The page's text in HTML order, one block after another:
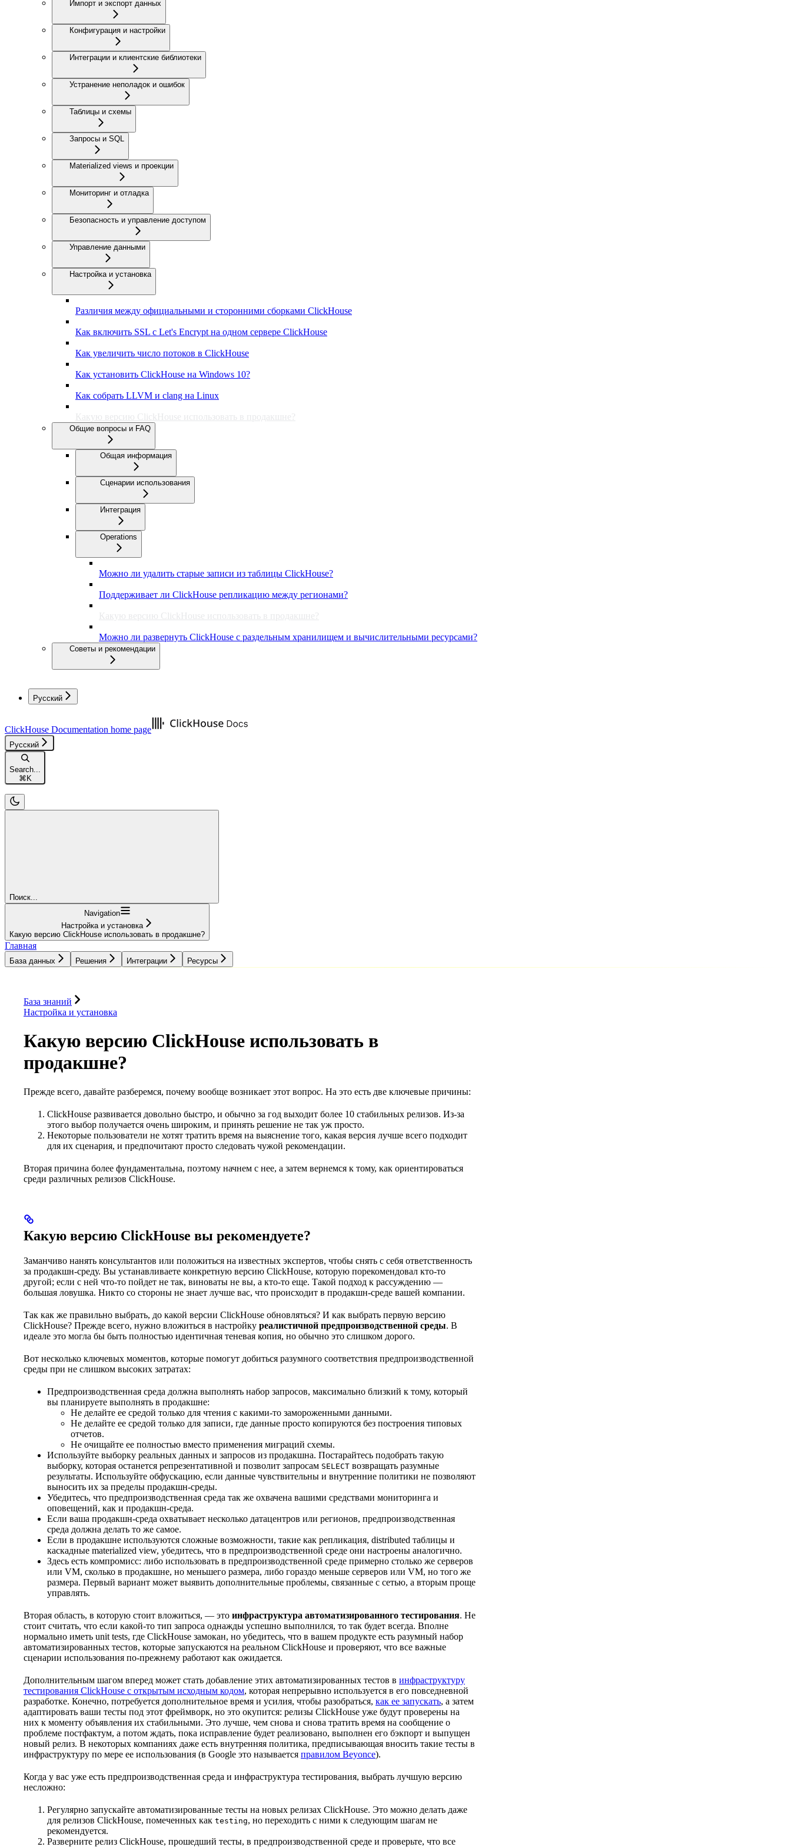
Импорт и экспорт данных
Конфигурация и настройки
Интеграции и клиентские библиотеки
Устранение неполадок и ошибок
Таблицы и схемы
Запросы и SQL
Materialized views и проекции
Мониторинг и отладка
Безопасность и управление доступом
Управление данными
Настройка и установка
Различия между официальными и сторонними сборками ClickHouse
Как включить SSL с Let's Encrypt на одном сервере ClickHouse
Как увеличить число потоков в ClickHouse
Как установить ClickHouse на Windows 10?
Как собрать LLVM и clang на Linux
Какую версию ClickHouse использовать в продакшне?
Общие вопросы и FAQ
Общая информация
Сценарии использования
Интеграция
Operations
Можно ли удалить старые записи из таблицы ClickHouse?
Поддерживает ли ClickHouse репликацию между регионами?
Какую версию ClickHouse использовать в продакшне?
Можно ли развернуть ClickHouse с раздельным хранилищем и вычислительными ресурсами?
Советы и рекомендации
Русский
ClickHouse Documentation home page
Русский
Search...
⌘ K
Поиск...
Navigation
Настройка и установка
Какую версию ClickHouse использовать в продакшне?
Главная
База данных Решения Интеграции Ресурсы
База знаний
Настройка и установка
Какую версию ClickHouse использовать в
продакшне?
Прежде всего, давайте разберемся, почему вообще возникает этот вопрос. На это есть две ключевые причины:
ClickHouse развивается довольно быстро, и обычно за год выходит более 10 стабильных релизов. Из-за
этого выбор получается очень широким, и принять решение не так уж просто.
Некоторые пользователи не хотят тратить время на выяснение того, какая версия лучше всего подходит
для их сценария, и предпочитают просто следовать чужой рекомендации.
Вторая причина более фундаментальна, поэтому начнем с нее, а затем вернемся к тому, как ориентироваться
среди различных релизов ClickHouse.
Какую версию ClickHouse вы рекомендуете?
Заманчиво нанять консультантов или положиться на известных экспертов, чтобы снять с себя ответственность
за продакшн-среду. Вы устанавливаете конкретную версию ClickHouse, которую порекомендовал кто-то
другой; если с ней что-то пойдет не так, виноваты не вы, а кто-то еще. Такой подход к рассуждению —
большая ловушка. Никто со стороны не знает лучше вас, что происходит в продакшн-среде вашей компании.
Так как же правильно выбрать, до какой версии ClickHouse обновляться? И как выбрать первую версию
ClickHouse? Прежде всего, нужно вложиться в настройку реалистичной предпроизводственной среды. В
идеале это могла бы быть полностью идентичная теневая копия, но обычно это слишком дорого.
Вот несколько ключевых моментов, которые помогут добиться разумного соответствия предпроизводственной
среды при не слишком высоких затратах:
Предпроизводственная среда должна выполнять набор запросов, максимально близкий к тому, который
вы планируете выполнять в продакшне:
Не делайте ее средой только для чтения с какими-то замороженными данными.
Не делайте ее средой только для записи, где данные просто копируются без построения типовых
отчетов.
Не очищайте ее полностью вместо применения миграций схемы.
Используйте выборку реальных данных и запросов из продакшна. Постарайтесь подобрать такую
выборку, которая останется репрезентативной и позволит запросам SELECT возвращать разумные
результаты. Используйте обфускацию, если данные чувствительны и внутренние политики не позволяют
выносить их за пределы продакшн-среды.
Убедитесь, что предпроизводственная среда так же охвачена вашими средствами мониторинга и
оповещений, как и продакшн-среда.
Если ваша продакшн-среда охватывает несколько датацентров или регионов, предпроизводственная
среда должна делать то же самое.
Если в продакшне используются сложные возможности, такие как репликация, distributed таблицы и
каскадные materialized view, убедитесь, что в предпроизводственной среде они настроены аналогично.
Здесь есть компромисс: либо использовать в предпроизводственной среде примерно столько же серверов
или VM, сколько в продакшне, но меньшего размера, либо гораздо меньше серверов или VM, но того же
размера. Первый вариант может выявить дополнительные проблемы, связанные с сетью, а вторым проще
управлять.
Вторая область, в которую стоит вложиться, — это инфраструктура автоматизированного тестирования. Не
стоит считать, что если какой-то тип запроса однажды успешно выполнился, то так будет всегда. Вполне
нормально иметь unit tests, где ClickHouse замокан, но убедитесь, что в вашем продукте есть разумный набор
автоматизированных тестов, которые запускаются на реальном ClickHouse и проверяют, что все важные
сценарии использования по-прежнему работают как ожидается.
Дополнительным шагом вперед может стать добавление этих автоматизированных тестов в инфраструктуру
тестирования ClickHouse с открытым исходным кодом, которая непрерывно используется в его повседневной
разработке. Конечно, потребуется дополнительное время и усилия, чтобы разобраться, как ее запускать, а затем
адаптировать ваши тесты под этот фреймворк, но это окупится: релизы ClickHouse уже будут проверены на
них к моменту объявления их стабильными. Это лучше, чем снова и снова тратить время на сообщение о
проблеме постфактум, а потом ждать, пока исправление будет реализовано, выполнен его бэкпорт и выпущен
новый релиз. В некоторых компаниях даже есть внутренняя политика, предписывающая вносить такие тесты в
инфраструктуру по мере ее использования (в Google это называется правилом Beyonce).
Когда у вас уже есть предпроизводственная среда и инфраструктура тестирования, выбрать лучшую версию
несложно:
Регулярно запускайте автоматизированные тесты на новых релизах ClickHouse. Это можно делать даже
для релизов ClickHouse, помеченных как testing, но переходить с ними к следующим шагам не
рекомендуется.
Разверните релиз ClickHouse, прошедший тесты, в предпроизводственной среде и проверьте, что все